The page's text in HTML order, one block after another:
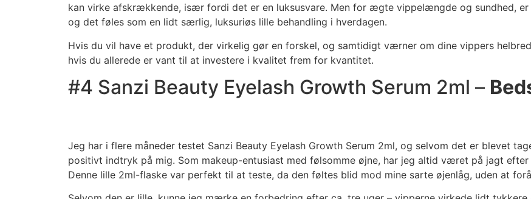
kan virke afskrækkende, især fordi det er en luksusvare. Men for ægte vippelængde og sundhed,
og det føles som en lidt særlig, luksuriøs lille behandling i hverdagen.
Hvis du vil have et produkt, der virkelig gør en forskel, og samtidigt værner om dine vippers
hvis du allerede er vant til at investere i kvalitet frem for kvantitet.
#4 Sanzi Beauty Eyelash Growth Serum 2ml –
Jeg har i flere måneder testet Sanzi Beauty Eyelash Growth Serum 2ml, og selvom det er blevet
positivt indtryk på mig. Som makeup-entusiast med følsomme øjne, har jeg altid været på jagt
Denne lille 2ml-flaske var perfekt til at teste, da den føltes blid mod mine sarte øjenlåg, uden at